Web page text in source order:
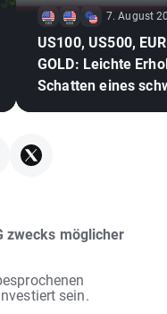
7. August
US100, US500,
GOLD: Leichte
Schatten eines
zwecks möglicher
sein.